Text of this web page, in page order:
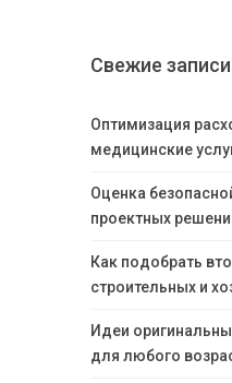
Свежие записи
Оптимизация
медицинские
Оценка
проектных
Как подобрать
строительных и
Идеи
для любого